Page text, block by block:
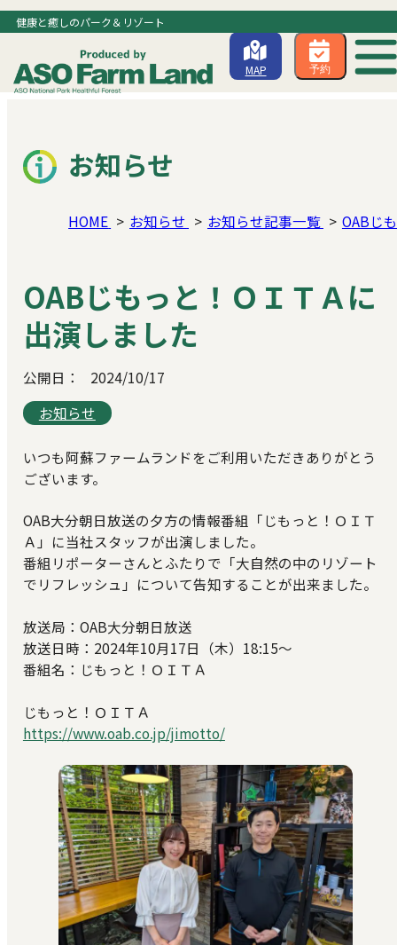
健康と癒しのパーク＆リゾート
MAP 予約
お知らせ
HOME お知らせ お知らせ記事一覧 OABじ
OABじもっと！ＯＩＴＡに
出演しました
公開日：
2024/10/17
お知らせ
いつも阿蘇ファームランドをご利用いただきありがとう
ございます。
OAB大分朝日放送の夕方の情報番組「じもっと！ＯＩＴ
Ａ」に当社スタッフが出演しました。
番組リポーターさんとふたりで「大自然の中のリゾート
でリフレッシュ」について告知することが出来ました。
放送局：OAB大分朝日放送
放送日時：2024年10月17日（木）18:15～
番組名：じもっと！ＯＩＴＡ
じもっと！ＯＩＴＡ
https://www.oab.co.jp/jimotto/